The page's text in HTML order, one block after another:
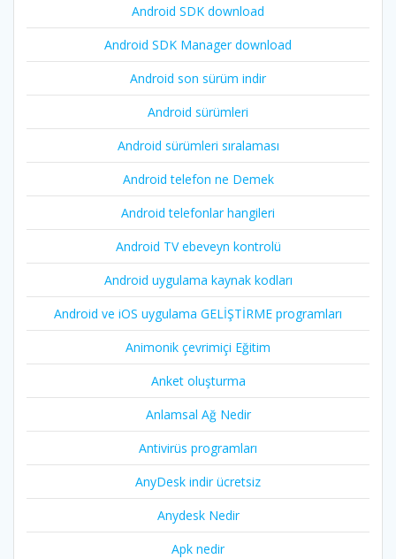
Android SDK download
Android SDK Manager download
Android son sürüm indir
Android sürümleri
Android sürümleri sıralaması
Android telefon ne Demek
Android telefonlar hangileri
Android TV ebeveyn kontrolü
Android uygulama kaynak kodları
Android ve iOS uygulama GELİŞTİRME programları
Animonik çevrimiçi Eğitim
Anket oluşturma
Anlamsal Ağ Nedir
Antivirüs programları
AnyDesk indir ücretsiz
Anydesk Nedir
Apk nedir